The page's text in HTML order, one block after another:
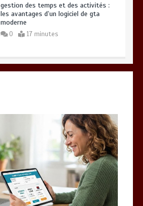
gestion des temps et des activités :
les avantages d’un logiciel de gta
moderne
0 17 minutes
Guide pratique : Trouvez l’assurance
idéale en un clic grâce au comparateur
10 minutes